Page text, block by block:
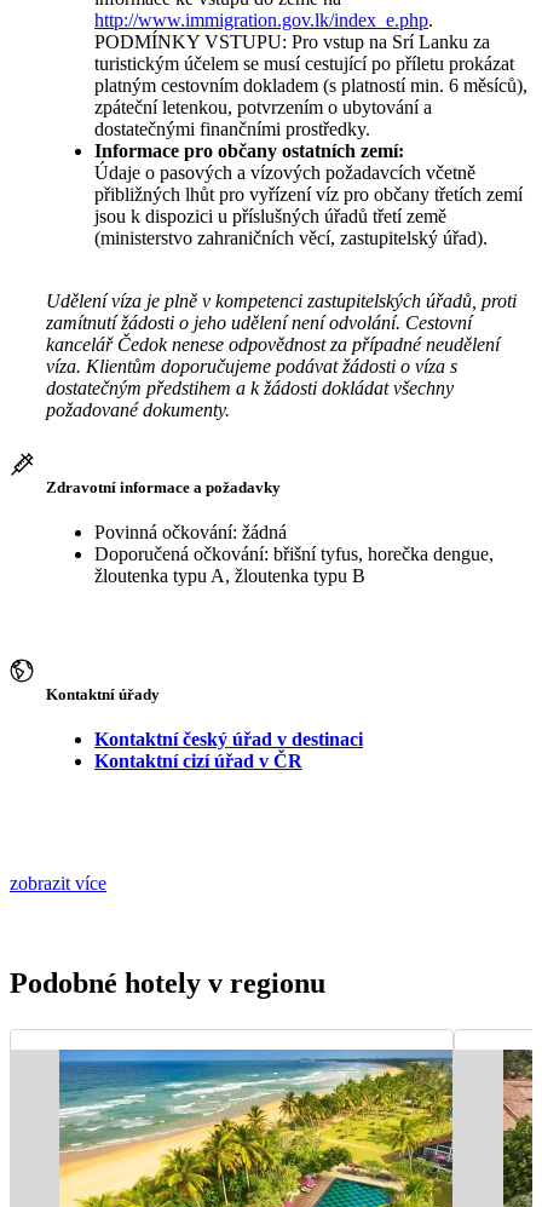
http://www.immigration.gov.lk/index_e.php.
PODMÍNKY VSTUPU: Pro vstup na Srí Lanku za
turistickým účelem se musí cestující po příletu prokázat
platným cestovním dokladem (s platností min. 6 měsíců),
zpáteční letenkou, potvrzením o ubytování a
dostatečnými finančními prostředky.
Informace pro občany ostatních zemí:
Údaje o pasových a vízových požadavcích včetně
přibližných lhůt pro vyřízení víz pro občany třetích zemí
jsou k dispozici u příslušných úřadů třetí země
(ministerstvo zahraničních věcí, zastupitelský úřad).
Udělení víza je plně v kompetenci zastupitelských úřadů, proti
zamítnutí žádosti o jeho udělení není odvolání. Cestovní
kancelář Čedok nenese odpovědnost za případné neudělení
víza. Klientům doporučujeme podávat žádosti o víza s
dostatečným předstihem a k žádosti dokládat všechny
požadované dokumenty.
Zdravotní informace a požadavky
Povinná očkování: žádná
Doporučená očkování: břišní tyfus, horečka dengue,
žloutenka typu A, žloutenka typu B
Kontaktní úřady
Kontaktní český úřad v destinaci
Kontaktní cizí úřad v ČR
zobrazit více
Podobné hotely v regionu